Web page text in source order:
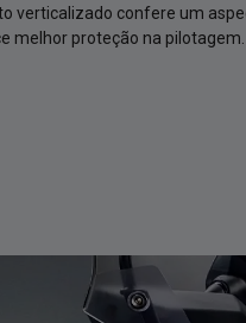
verticalizado confere um
melhor proteção na pilotagem.